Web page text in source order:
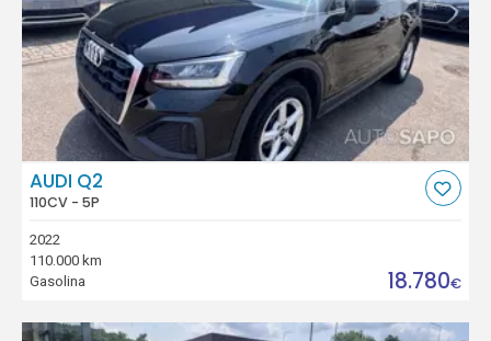
AUDI Q2
110CV - 5P
2022
110.000 km
Gasolina
18.780€